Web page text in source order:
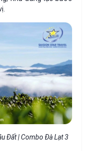
Đất | Combo Đà Lạt 3